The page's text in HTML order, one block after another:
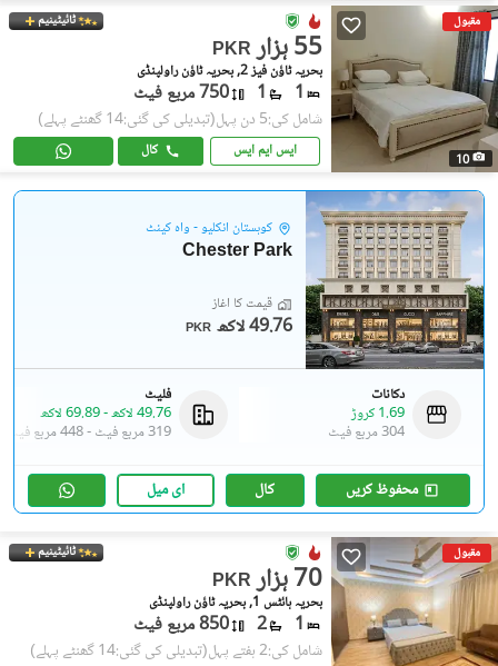
مقبول
10
ٹائیٹینیم
PKR 55 ہزار
بحریہ ٹاؤن فیز 2, بحریہ ٹاؤن راولپنڈی
1
1 750 مربع فیٹ
شامل کی:5 دن پہل (تبدیلی کی گئی:14 گھنٹے پہلے)
ایس ایم ایس کال
کوہستان انکلیو - واہ کینٹ
Chester Park
قیمت کا آغاز
PKR 49.76 لاکھ
دکانات
1.69 کروڑ
304 مربع فیٹ
فلیٹ
49.76 لاکھ
-69.89 لاکھ
319 مربع فیٹ
-448 مربع فیٹ
محفوظ کریں کال ای میل
مقبول ٹائیٹینیم
PKR 70 ہزار
بحریہ ہائٹس 1, بحریہ ٹاؤن راولپنڈی
1
2 850 مربع فیٹ
شامل کی:2 ہفتے پہل (تبدیلی کی گئی:14 گھنٹے پہلے)